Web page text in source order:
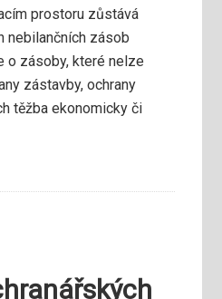
prostoru zůstává
nebilančních zásob
o zásoby, které nelze
zástavby, ochrany
těžba ekonomicky či